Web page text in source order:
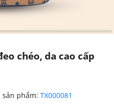
chéo, da cao cấp
sản phẩm: TX000081